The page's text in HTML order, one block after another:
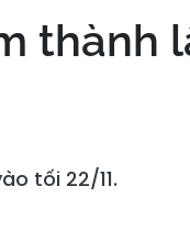
thành
tối 22/11.